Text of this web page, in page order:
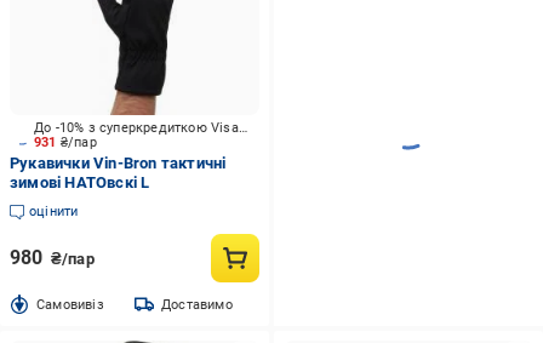
931 ₴/пар
До -10% з суперкредиткою Visa Вигода
Рукавички Vin-Bron тактичні
зимові НАТОвскі L
оцінити
980 ₴/пар
Cамовивіз Доставимо